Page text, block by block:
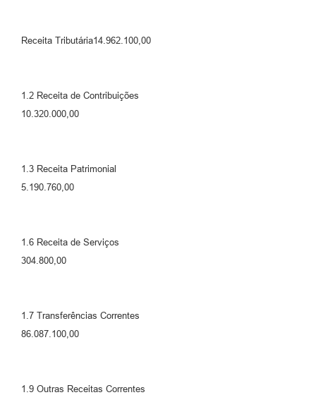
Receita Tributária14.962.100,00
1.2 Receita de Contribuições
10.320.000,00
1.3 Receita Patrimonial
5.190.760,00
1.6 Receita de Serviços
304.800,00
1.7 Transferências Correntes
86.087.100,00
1.9 Outras Receitas Correntes